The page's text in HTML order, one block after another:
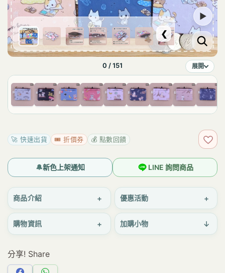
❮
▶
0 / 151 展開
🚀 快速出貨 🎟️ 折價券 💰 點數回饋 加
LINE 詢問商品
🔔新色上架通知
商品介紹 + 優惠活動 +
購物資訊 + 加購小物 ↓
分享! Share